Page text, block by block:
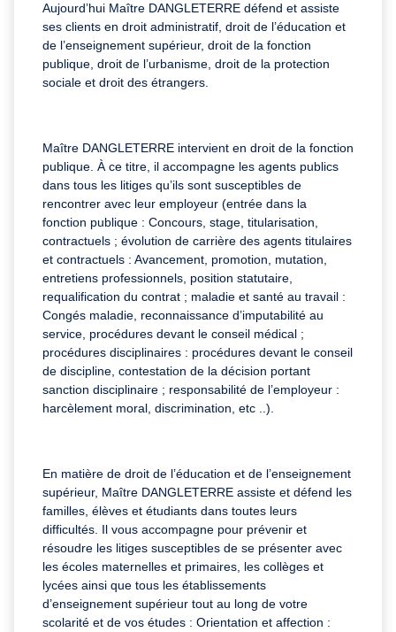
Aujourd’hui Maître DANGLETERRE défend et assiste
ses clients en droit administratif, droit de l’éducation et
de l’enseignement supérieur, droit de la fonction
publique, droit de l’urbanisme, droit de la protection
sociale et droit des étrangers.
Maître DANGLETERRE intervient en droit de la fonction
publique. À ce titre, il accompagne les agents publics
dans tous les litiges qu’ils sont susceptibles de
rencontrer avec leur employeur (entrée dans la
fonction publique : Concours, stage, titularisation,
contractuels ; évolution de carrière des agents titulaires
et contractuels : Avancement, promotion, mutation,
entretiens professionnels, position statutaire,
requalification du contrat ; maladie et santé au travail :
Congés maladie, reconnaissance d’imputabilité au
service, procédures devant le conseil médical ;
procédures disciplinaires : procédures devant le conseil
de discipline, contestation de la décision portant
sanction disciplinaire ; responsabilité de l’employeur :
harcèlement moral, discrimination, etc ..).
En matière de droit de l’éducation et de l’enseignement
supérieur, Maître DANGLETERRE assiste et défend les
familles, élèves et étudiants dans toutes leurs
difficultés. Il vous accompagne pour prévenir et
résoudre les litiges susceptibles de se présenter avec
les écoles maternelles et primaires, les collèges et
lycées ainsi que tous les établissements
d’enseignement supérieur tout au long de votre
scolarité et de vos études : Orientation et affection :